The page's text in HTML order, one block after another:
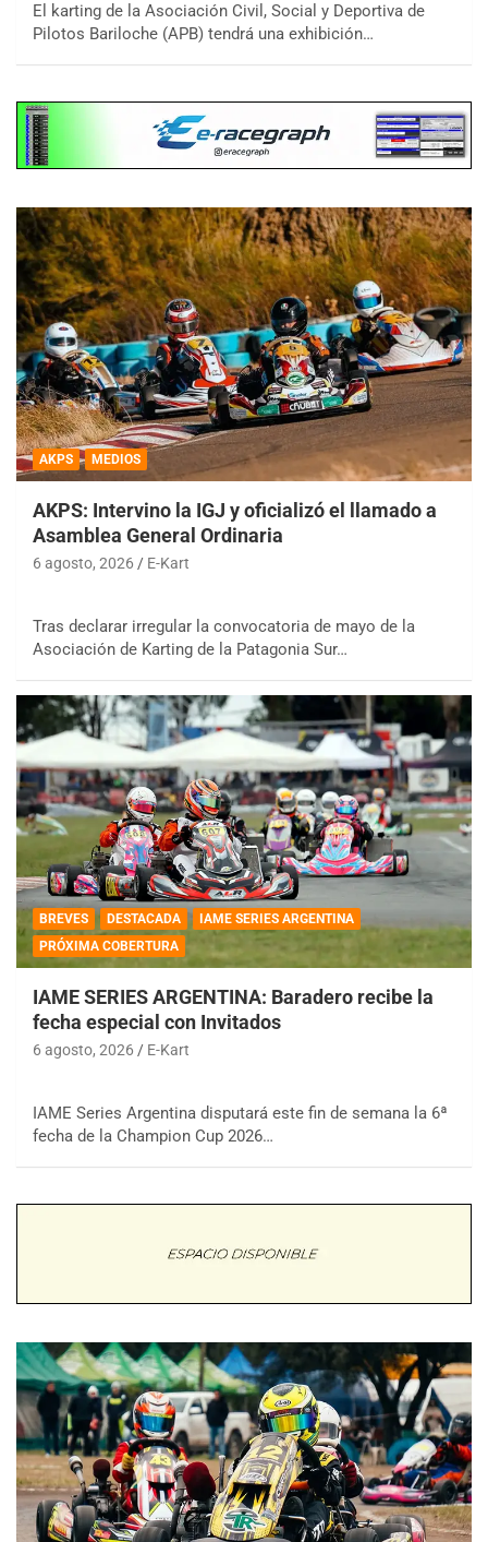
El karting de la Asociación Civil, Social y Deportiva de
Pilotos Bariloche (APB) tendrá una exhibición…
AKPS MEDIOS
AKPS: Intervino la IGJ y oficializó el llamado a
Asamblea General Ordinaria
6 agosto, 2026 E-Kart
Tras declarar irregular la convocatoria de mayo de la
Asociación de Karting de la Patagonia Sur…
BREVES DESTACADA
IAME SERIES ARGENTINA
PRÓXIMA COBERTURA
IAME SERIES ARGENTINA: Baradero recibe la
fecha especial con Invitados
6 agosto, 2026 E-Kart
IAME Series Argentina disputará este fin de semana la 6ª
fecha de la Champion Cup 2026…